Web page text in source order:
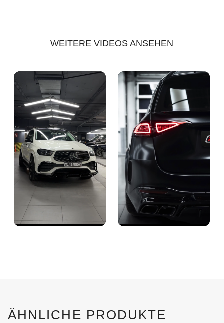
WEITERE VIDEOS ANSEHEN
ÄHNLICHE PRODUKTE